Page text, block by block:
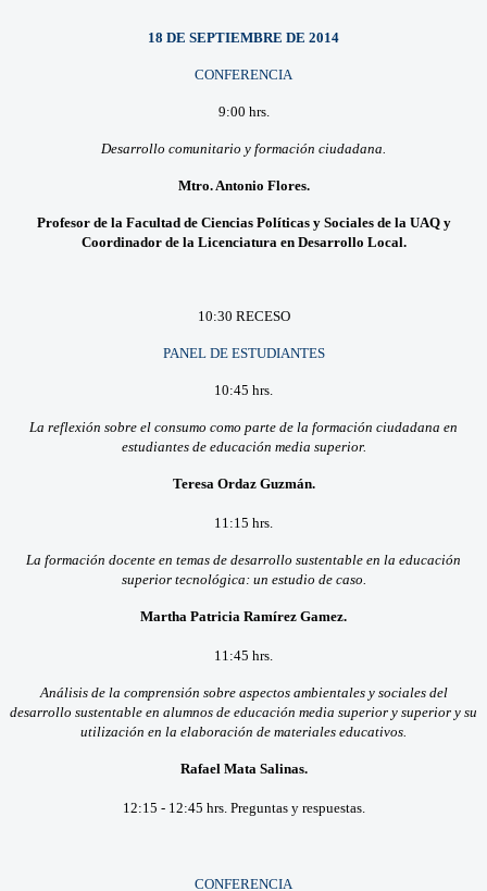
18 DE SEPTIEMBRE DE 2014
CONFERENCIA
9:00 hrs.
Desarrollo comunitario y formación ciudadana.
Mtro. Antonio Flores.
Profesor de la Facultad de Ciencias Políticas y Sociales de la UAQ y
Coordinador de la Licenciatura en Desarrollo Local.
10:30 RECESO
PANEL DE ESTUDIANTES
10:45 hrs.
La reflexión sobre el consumo como parte de la formación ciudadana en
estudiantes de educación media superior.
Teresa Ordaz Guzmán.
11:15 hrs.
La formación docente en temas de desarrollo sustentable en la educación
superior tecnológica: un estudio de caso.
Martha Patricia Ramírez Gamez.
11:45 hrs.
Análisis de la comprensión sobre aspectos ambientales y sociales del
desarrollo sustentable en alumnos de educación media superior y superior y su
utilización en la elaboración de materiales educativos.
Rafael Mata Salinas.
12:15 - 12:45 hrs. Preguntas y respuestas.
CONFERENCIA